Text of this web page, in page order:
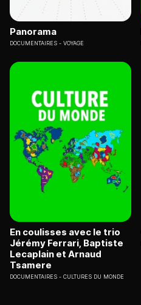
Panorama
DOCUMENTAIRES VOYAGE
En coulisses avec le trio
Jérémy Ferrari, Baptiste
Lecaplain et Arnaud
Tsamere
DOCUMENTAIRES CULTURES DU MONDE